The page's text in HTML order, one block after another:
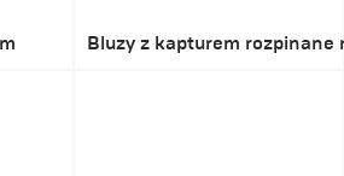
Bluzy z kapturem rozpinane